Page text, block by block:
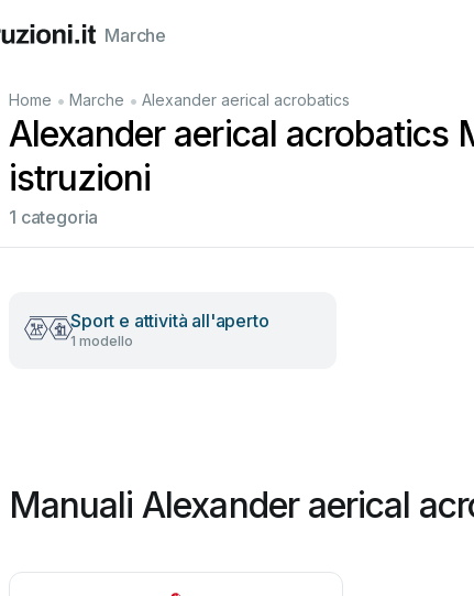
Italiano Français
Marche
Home • Marche • Alexander aerical acrobatics
Alexander aerical acrobatics
istruzioni
1 categoria
Sport e attività all'aperto
1 modello
Manuali Alexander aerical